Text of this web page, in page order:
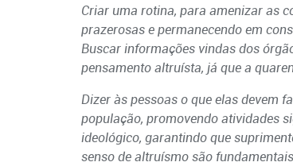
Criar uma rotina, para amenizar as
prazerosas e permanecendo em
Buscar informações vindas dos
pensamento altruísta, já que a
Dizer às pessoas o que elas devem
população, promovendo atividades
ideológico, garantindo que
senso de altruísmo são